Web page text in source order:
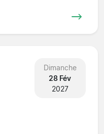
Dimanche
28 Fév
2027